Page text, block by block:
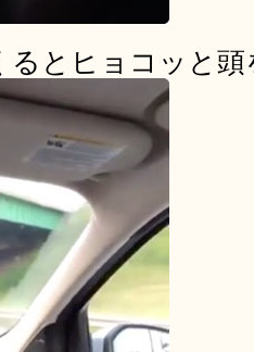
るとヒョコッと